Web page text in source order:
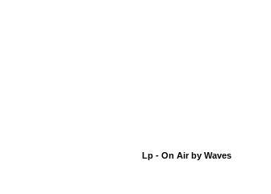
Lp - On Air by Waves